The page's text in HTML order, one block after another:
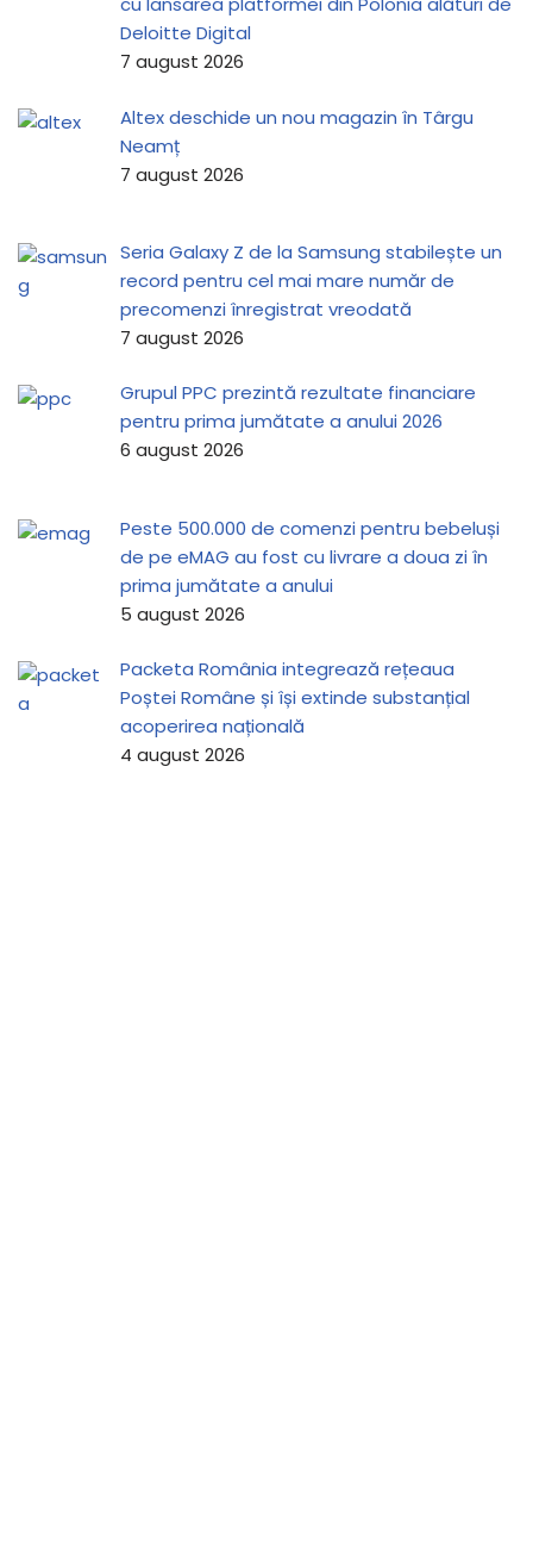
Deloitte Digital
7 august 2026
Altex deschide un nou magazin în Târgu
Neamț
7 august 2026
Seria Galaxy Z de la Samsung stabilește un
record pentru cel mai mare număr de
precomenzi înregistrat vreodată
7 august 2026
Grupul PPC prezintă rezultate financiare
pentru prima jumătate a anului 2026
6 august 2026
Peste 500.000 de comenzi pentru bebeluși
de pe eMAG au fost cu livrare a doua zi în
prima jumătate a anului
5 august 2026
Packeta România integrează rețeaua
Poștei Române și își extinde substanțial
acoperirea națională
4 august 2026